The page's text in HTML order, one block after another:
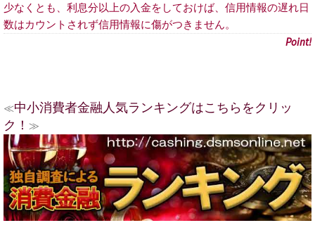
少なくとも、利息分以上の入金をしておけば、信用情報の遅れ日
数はカウントされず信用情報に傷がつきません。
≪中小消費者金融人気ランキングはこちらをクリッ
ク！ ≫